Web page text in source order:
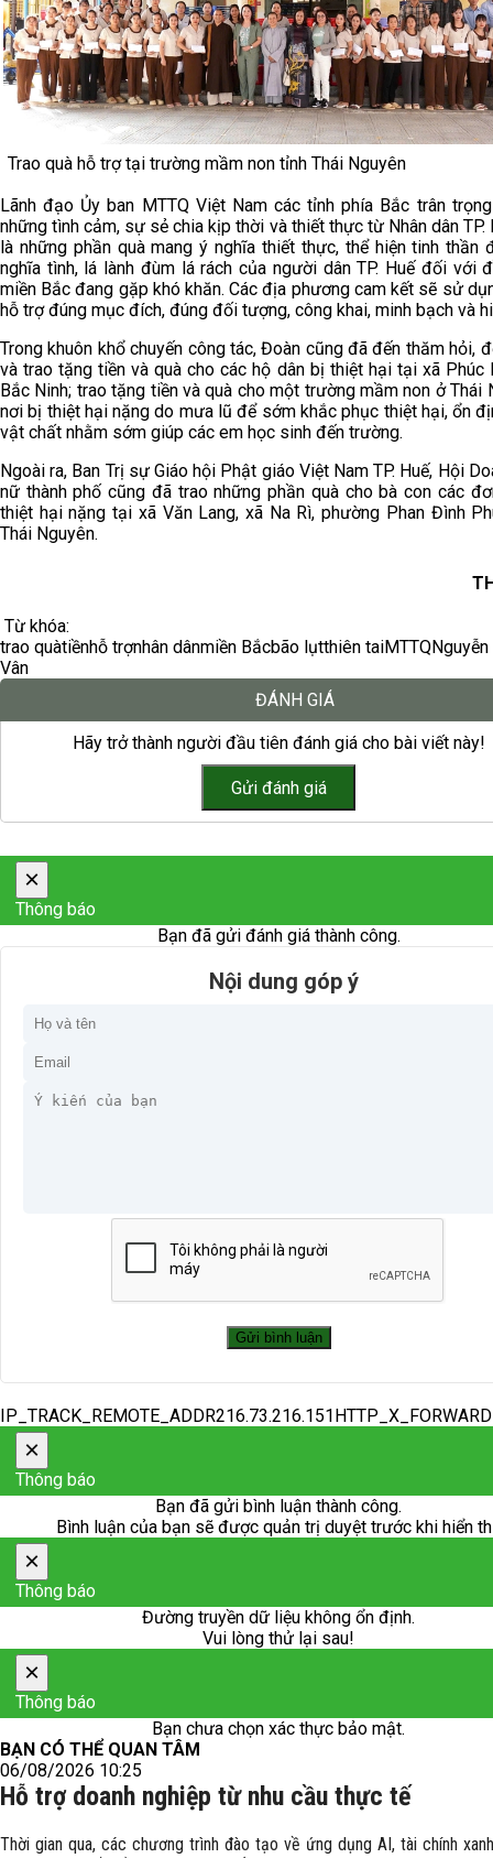
Trao quà hỗ trợ tại trường mầm non tỉnh Thái Nguyên
Lãnh đạo Ủy ban MTTQ Việt Nam các tỉnh phía Bắc trân
những tình cảm, sự sẻ chia kịp thời và thiết thực từ Nhân dân TP.
là những phần quà mang ý nghĩa thiết thực, thể hiện tinh thần
nghĩa tình, lá lành đùm lá rách của người dân TP. Huế đối với
miền Bắc đang gặp khó khăn. Các địa phương cam kết sẽ sử
hỗ trợ đúng mục đích, đúng đối tượng, công khai, minh bạch và
Trong khuôn khổ chuyến công tác, Đoàn cũng đã đến thăm hỏi,
và trao tặng tiền và quà cho các hộ dân bị thiệt hại tại xã Phúc
Bắc Ninh; trao tặng tiền và quà cho một trường mầm non ở Thái
nơi bị thiệt hại nặng do mưa lũ để sớm khắc phục thiệt hại, ổn
vật chất nhằm sớm giúp các em học sinh đến trường.
Ngoài ra, Ban Trị sự Giáo hội Phật giáo Việt Nam TP. Huế, Hội
nữ thành phố cũng đã trao những phần quà cho bà con các
thiệt hại nặng tại xã Văn Lang, xã Na Rì, phường Phan Đình
Thái Nguyên.
Từ khóa:
trao quàtiềnhỗ trợnhân dânmiền Bắcbão lụtthiên taiMTTQ
Vân
ĐÁNH GIÁ
Hãy trở thành người đầu tiên đánh giá cho bài viết này!
×
Thông báo
Bạn đã gửi đánh giá thành công.
Nội dung góp ý
×
Thông báo
Bạn đã gửi bình luận thành công.
Bình luận của bạn sẽ được quản trị duyệt trước khi hiển
×
Thông báo
Đường truyền dữ liệu không ổn định.
Vui lòng thử lại sau!
×
Thông báo
Bạn chưa chọn xác thực bảo mật.
BẠN CÓ THỂ QUAN TÂM
06/08/2026 10:25
Hỗ trợ doanh nghiệp từ nhu cầu thực tế
Thời gian qua, các chương trình đào tạo về ứng dụng AI, tài chính